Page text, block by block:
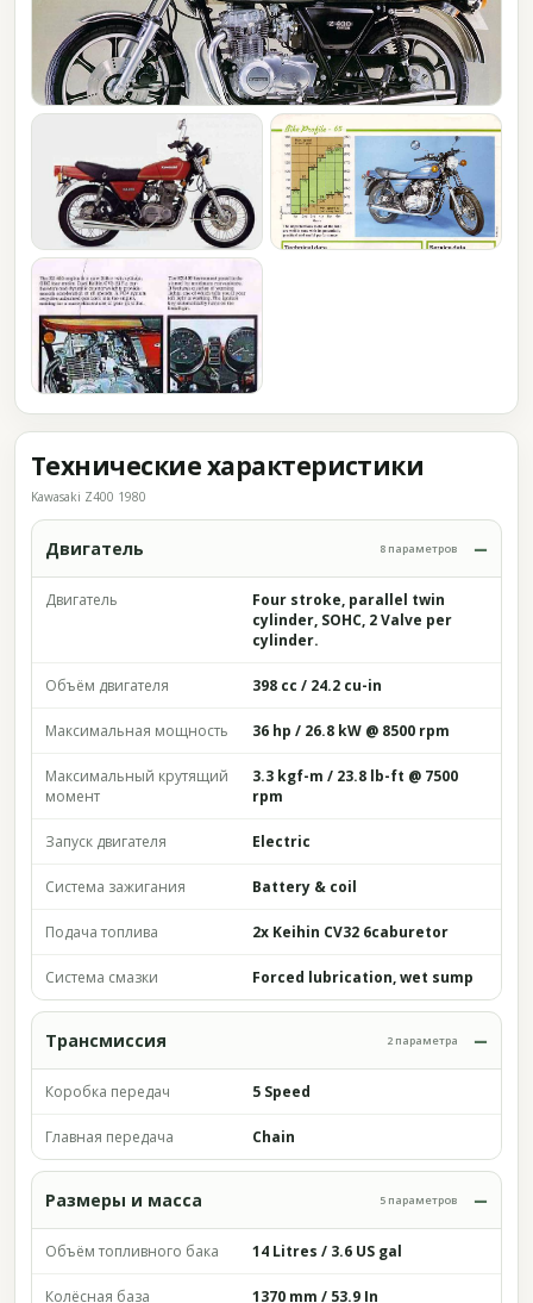
Технические характеристики
Kawasaki Z400 1980
Двигатель 8 параметров
Двигатель
Four stroke, parallel twin
cylinder, SOHC, 2 Valve per
cylinder.
Объём двигателя 398 cc / 24.2 cu-in
Максимальная мощность 36 hp / 26.8 kW @ 8500 rpm
Максимальный крутящий
момент
3.3 kgf-m / 23.8 lb-ft @ 7500
rpm
Запуск двигателя Electric
Система зажигания Battery & coil
Подача топлива 2x Keihin CV32 6caburetor
Система смазки Forced lubrication, wet sump
Трансмиссия 2 параметра
Коробка передач 5 Speed
Главная передача Chain
Размеры и масса 5 параметров
Объём топливного бака 14 Litres / 3.6 US gal
Колёсная база 1370 mm / 53.9 In